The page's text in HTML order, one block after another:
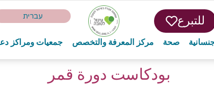
للتبرع עברית
صحة مركز المعرفة والتخصص جمعيات ومراكز
بودكاست دورة قمر